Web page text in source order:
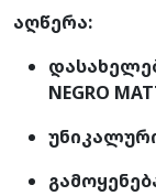
აღწერა:
NEGRO